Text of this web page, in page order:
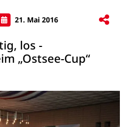
21. Mai 2016
los -
„Ostsee-Cup“